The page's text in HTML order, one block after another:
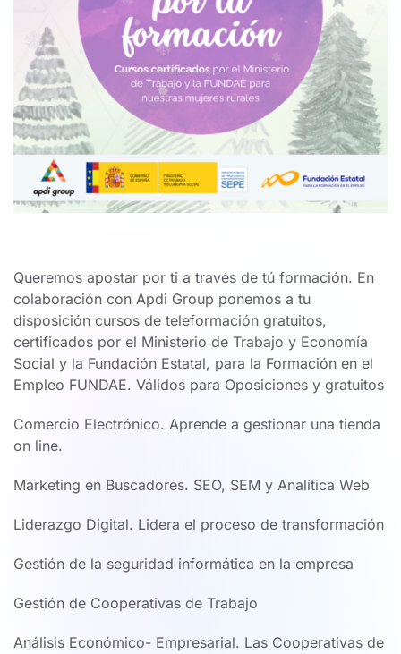
Queremos apostar por ti a través de tú formación. En
colaboración con Apdi Group ponemos a tu
disposición cursos de teleformación gratuitos,
certificados por el Ministerio de Trabajo y Economía
Social y la Fundación Estatal, para la Formación en el
Empleo FUNDAE. Válidos para Oposiciones y gratuitos
Comercio Electrónico. Aprende a gestionar una tienda
on line.
Marketing en Buscadores. SEO, SEM y Analítica Web
Liderazgo Digital. Lidera el proceso de transformación
Gestión de la seguridad informática en la empresa
Gestión de Cooperativas de Trabajo
Análisis Económico- Empresarial. Las Cooperativas de